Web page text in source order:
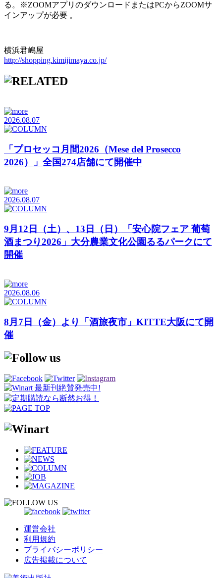
る。※ZOOMアプリのダウンロードまたはPCからZOOMサ
インアップが必要 。
横浜君嶋屋
http://shopping.kimijimaya.co.jp/
2026.08.07
「プロセッコ月間2026（Mese del Prosecco
2026）」全国274店舗にて開催中
2026.08.07
9月12日（土）、13日（日）「安心院フェア 葡萄
酒まつり2026」大分農業文化公園るるパークにて
開催
2026.08.06
8月7日（金）より「酒旅夜市」KITTE大阪にて開
催
運営会社
利用規約
プライバシーポリシー
広告掲載について